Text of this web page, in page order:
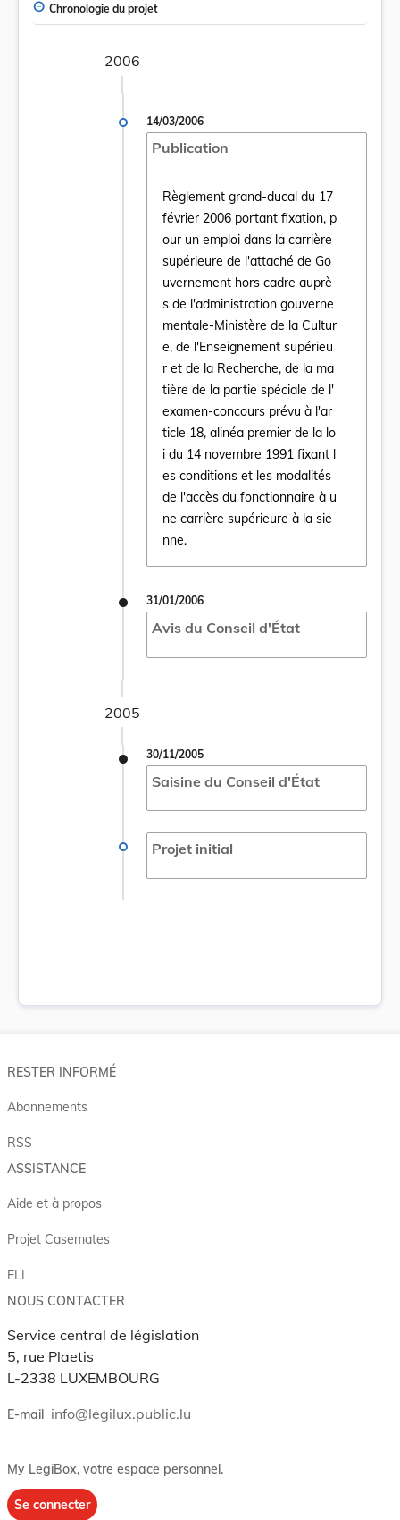
Chronologie du projet
2006
14/03/2006
Publication
Règlement grand-ducal du 17
février 2006 portant fixation, p
our un emploi dans la carrière
supérieure de l'attaché de Go
uvernement hors cadre auprè
s de l'administration gouverne
mentale-Ministère de la Cultur
e, de l'Enseignement supérieu
r et de la Recherche, de la ma
tière de la partie spéciale de l'
examen-concours prévu à l'ar
ticle 18, alinéa premier de la lo
i du 14 novembre 1991 fixant l
es conditions et les modalités
de l'accès du fonctionnaire à u
ne carrière supérieure à la sie
nne.
Ouvrir le document Règlement grand-
31/01/2006
Avis du Conseil d'État
2005
30/11/2005
Saisine du Conseil d'État
Projet initial
RESTER INFORMÉ
Abonnements
RSS
ASSISTANCE
Aide et à propos
Projet Casemates
ELI
NOUS CONTACTER
Service central de législation
5, rue Plaetis
L-2338 LUXEMBOURG
E-mail info@legilux.public.lu
My LegiBox, votre espace personnel.
Se connecter